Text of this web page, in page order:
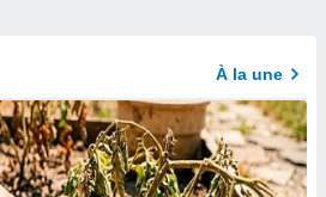
À la une